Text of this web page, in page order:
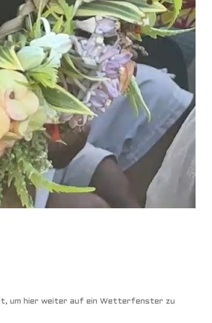
um hier weiter auf ein Wetterfenster zu